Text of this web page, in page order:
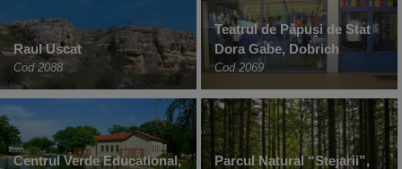
Raul Uscat
Cod 2088
Teatrul de Păpuși de Stat
Dora Gabe, Dobrich
Cod 2069
Centrul Verde Educational,
Parcul Natural “Stejarii”,